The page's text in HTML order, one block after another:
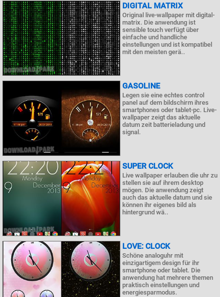
DIGITAL MATRIX
Original live-wallpaper mit digital-
matrix. Die anwendung ist
sensible touch verfügt über
einfache und handliche
einstellungen und ist kompatibel
mit den meisten gerä..
GASOLINE
Legen sie eine echtes control
panel auf dem bildschirm ihres
smartphones oder tablet-pc. Live-
wallpaper zeigt das aktuelle
datum zeit batterieladung und
signal.
SUPER CLOCK
Live wallpaper erlauben die uhr zu
stellen sie auf ihrem desktop
mögen. Die anwendung zeigt
auch das aktuelle datum und sie
können ihr eigenes bild als
hintergrund wä..
LOVE: CLOCK
Schöne analoguhr mit
einzigartigem design für ihr
smartphone oder tablet. Die
anwendung hat mehrere themen
praktisch einstellungen und
energiesparmodus.